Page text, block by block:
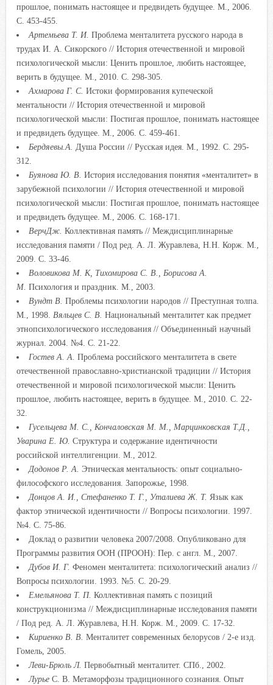
прошлое, понимать настоящее и предвидеть будущее. М., 2006.
С. 453-455.
Артемьева Т. И. Проблема менталитета русского народа в
трудах И. А. Сикорского // История отечественной и мировой
психологической мысли: Ценить прошлое, любить настоящее,
верить в будущее. М., 2010. С. 298-305.
Ахмарова Г. С. Истоки формирования купеческой
ментальности // История отечественной и мировой
психологической мысли: Постигая прошлое, понимать настоящее
и предвидеть будущее. М., 2006. С. 459-461.
Бердяевы.А.
Душа России // Русская идея. М., 1992. С. 295-
312.
Буянова Ю. В. История исследования понятия «менталитет» в
зарубежной психологии // История отечественной и мировой
психологической мысли: Постигая прошлое, понимать настоящее
и предвидеть будущее. М., 2006. С. 168-171.
ВерчДж. Коллективная память // Междисциплинарные
исследования памяти / Под ред. А. Л. Журавлева, Н.Н. Корж. М.,
2009. С. 33-46.
Воловикова М. К, Тихомирова С. В., Борисова А.
М. Психология и праздник. М., 2003.
Вундт В. Проблемы психологии народов // Преступная толпа.
М., 1998. Вяльцев С. В. Национальный менталитет как предмет
этнопсихологического исследования // Объединенный научный
журнал. 2004. №4. С. 21-22.
Гостев А. А. Проблема российского менталитета в свете
отечественной православно-христианской традиции // История
отечественной и мировой психологической мысли: Ценить
прошлое, любить настоящее, верить в будущее. М., 2010. С. 22-
32.
Гусельцева М. С., Кончаловская М. М., Марцинковская Т.Д.,
Уварина Е. Ю.Структура и содержание идентичности
российской интеллигенции. М., 2012.
Додонов Р. А. Этническая ментальность: опыт социально-
философского исследования. Запорожье, 1998.
Донцов А. И., Стефаненко Т. Г., Уталиева Ж. Т. Язык как
фактор этнической идентичности // Вопросы психологии. 1997.
№4. С. 75-86.
Доклад о развитии человека 2007/2008. Опубликовано для
Программы развития ООН (ПРООН): Пер. с англ. М., 2007.
Дубов И. Г. Феномен менталитета: психологический анализ //
Вопросы психологии. 1993. №5. С. 20-29.
Емельянова Т. П. Коллективная память с позиций
конструкционизма // Междисциплинарные исследования памяти
/ Под ред. А. Л. Журавлева, Н.Н. Корж. М., 2009. С. 17-32.
Кириенко В. В. Менталитет современных белорусов / 2-е изд.
Гомель, 2005.
Леви-Брюль Л. Первобытный менталитет. СПб., 2002.
ЛурьеС. В. Метаморфозы традиционного сознания. Опыт